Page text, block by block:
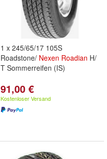
1 x 245/65/17 105S
Roadstone/ Nexen Roadian H/
T Sommerreifen (IS)
91,00 €
Kostenloser Versand